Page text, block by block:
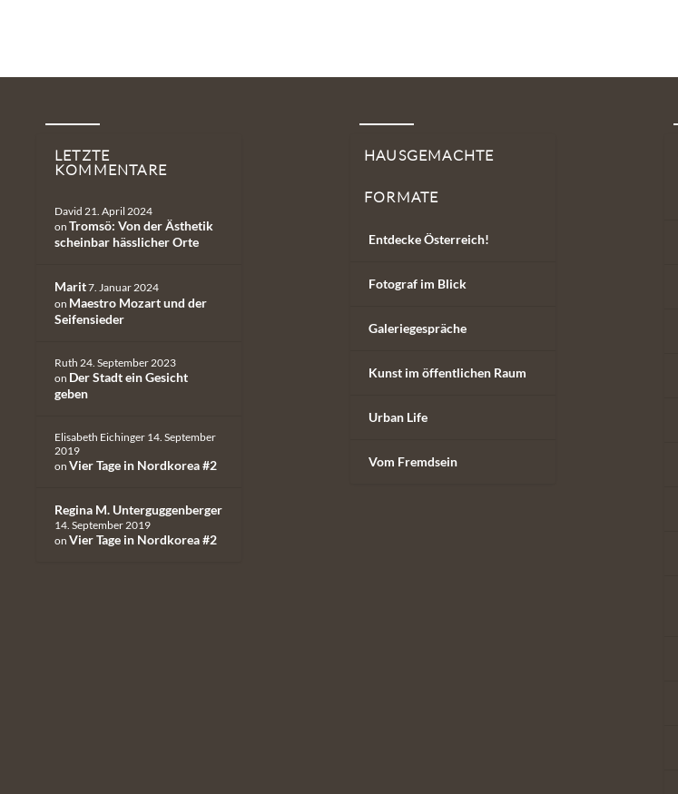
LETZTE
KOMMENTARE
David 21. April 2024
on Tromsö: Von der Ästhetik
scheinbar hässlicher Orte
Marit7. Januar 2024
on Maestro Mozart und der
Seifensieder
Ruth 24. September 2023
on Der Stadt ein Gesicht
geben
Elisabeth Eichinger 14. September
2019
on Vier Tage in Nordkorea #2
Regina M. Unterguggenberger
14. September 2019
on Vier Tage in Nordkorea #2
HAUSGEMACHTE
FORMATE
Entdecke Österreich!
Fotograf im Blick
Galeriegespräche
Kunst im öffentlichen Raum
Urban Life
Vom Fremdsein